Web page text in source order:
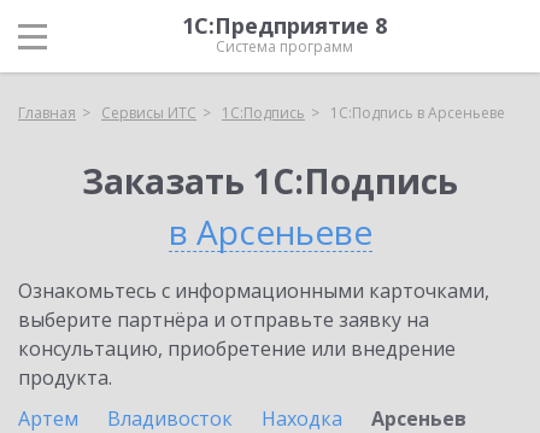
1С:Предприятие 8
Система программ
Главная Сервисы ИТС 1С:Подпись 1С:Подпись в Арсеньеве
Заказать 1С:Подпись
в Арсеньеве
Ознакомьтесь с информационными карточками,
выберите партнёра и отправьте заявку на
консультацию, приобретение или внедрение
продукта.
Артем
Владивосток Находка
Арсеньев